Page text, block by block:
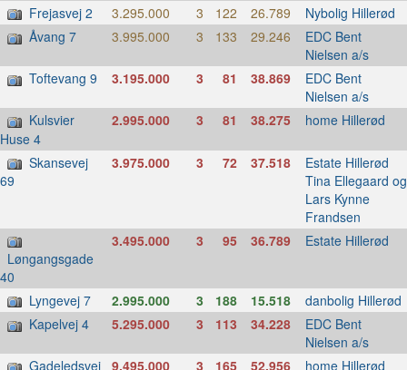
Frejasvej 2 3.295.000 3 122 26.789 Nybolig Hillerød
Åvang 7
3.995.000 3 133 29.246 EDC Bent
Nielsen a/s
Toftevang 9
3.195.000 3 81 38.869 EDC Bent
Nielsen a/s
Kulsvier
Huse 4
2.995.000 3 81 38.275 home Hillerød
Skansevej
69
3.975.000 3 72 37.518 Estate Hillerød
Tina Ellegaard og
Lars Kynne
Frandsen
Løngangsgade
40
3.495.000 3 95 36.789 Estate Hillerød
Lyngevej 7 2.995.000 3 188 15.518 danbolig Hillerød
Kapelvej 4
5.295.000 3 113 34.228 EDC Bent
Nielsen a/s
Gadeledsvej 9.495.000 3 165 52.956 home Hillerød